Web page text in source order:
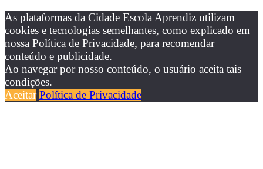
As plataformas da Cidade Escola Aprendiz utilizam
cookies e tecnologias semelhantes, como explicado em
nossa Política de Privacidade, para recomendar
conteúdo e publicidade.
Ao navegar por nosso conteúdo, o usuário aceita tais
condições.
Aceitar Política de Privacidade